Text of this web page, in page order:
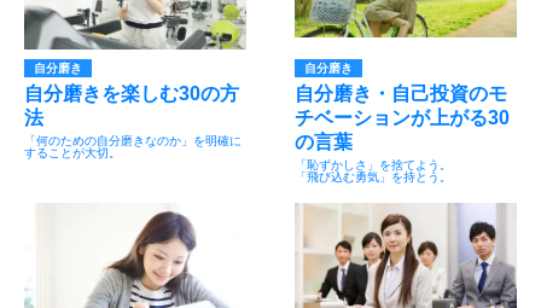
自分磨き
自分磨きを楽しむ30の方
法
「何のための自分磨きなのか」を明確に
することが大切。
自分磨き
自分磨き・自己投資のモ
チベーションが上がる30
の言葉
「恥ずかしさ」を捨てよう。
「飛び込む勇気」を持とう。